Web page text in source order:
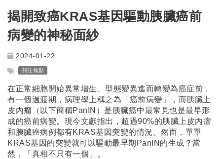
揭開致癌KRAS基因驅動胰臟癌前
病變的神秘面紗
2024-01-22
關注焦點
在正常細胞開始異常增生、型態變異進而轉變為癌症前，
有一個過渡期，病理學上稱之為「癌前病變」，而胰臟上
皮內瘤（以下簡稱PanIN）是胰臟癌中最常見也是最早形
成的癌前病變。現今文獻指出，超過90%的胰臟上皮內瘤
和胰臟癌病例都有KRAS基因突變的情況。然而，單單
KRAS基因的突變就可以驅動最早期PanIN的生成？當
然，「真相不只有一個」。